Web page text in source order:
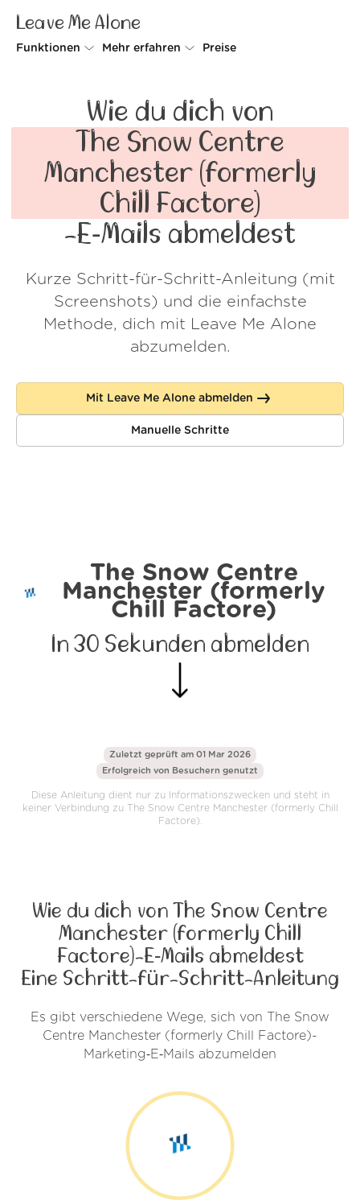
Leave Me Alone
Funktionen
Rollups
Screener
Spam Blocker
Do-not-disturb
Mehr erfahren
So geht's
Sicherheit
Kundenstimmen
Über uns
Login
Preise
Wie du dich von
The Snow Centre
Manchester (formerly
Chill Factore)
-E‑Mails abmeldest
Kurze Schritt-für-Schritt-Anleitung (mit
Screenshots) und die einfachste
Methode, dich mit Leave Me Alone
abzumelden.
Mit Leave Me Alone abmelden
Manuelle Schritte
The Snow Centre
Manchester (formerly
Chill Factore)
In 30 Sekunden abmelden
Zuletzt geprüft am 01 Mar 2026
Erfolgreich von Besuchern genutzt
Diese Anleitung dient nur zu Informationszwecken und steht in
keiner Verbindung zu The Snow Centre Manchester (formerly Chill
Factore).
Wie du dich von The Snow Centre
Manchester (formerly Chill
Factore)-E‑Mails abmeldest
Eine Schritt-für-Schritt-Anleitung
Es gibt verschiedene Wege, sich von The Snow
Centre Manchester (formerly Chill Factore)-
Marketing‑E‑Mails abzumelden